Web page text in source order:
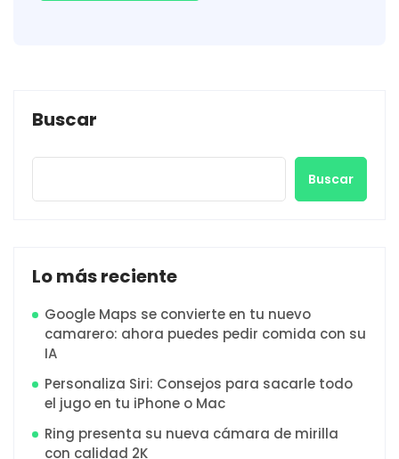
Buscar
Buscar
Lo más reciente
Google Maps se convierte en tu nuevo
camarero: ahora puedes pedir comida con su
IA
Personaliza Siri: Consejos para sacarle todo
el jugo en tu iPhone o Mac
Ring presenta su nueva cámara de mirilla
con calidad 2K